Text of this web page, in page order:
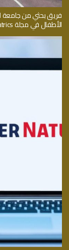
فريق بحثي من
الأطفال في مجلة BMC Pediatrics